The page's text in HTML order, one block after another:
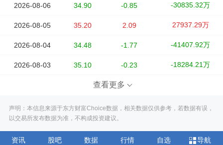
2026-08-06 34.90 -0.85 -30835.32万
2026-08-05 35.20 2.09 27937.29万
2026-08-04 34.48 -1.77 -41407.92万
2026-08-03 35.10 -0.23 -18284.21万
查看更多
声明：本信息来源于东方财富Choice数据，相关数据仅供参考，若数据有误，
以交易所发布数据为准，不构成投资建议。
资讯 股吧 数据 行情 自选 导航